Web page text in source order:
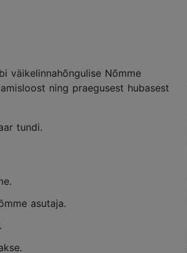
väikelinnahõngulise Nõmme
ning praegusest hubasest
tundi.
asutaja.